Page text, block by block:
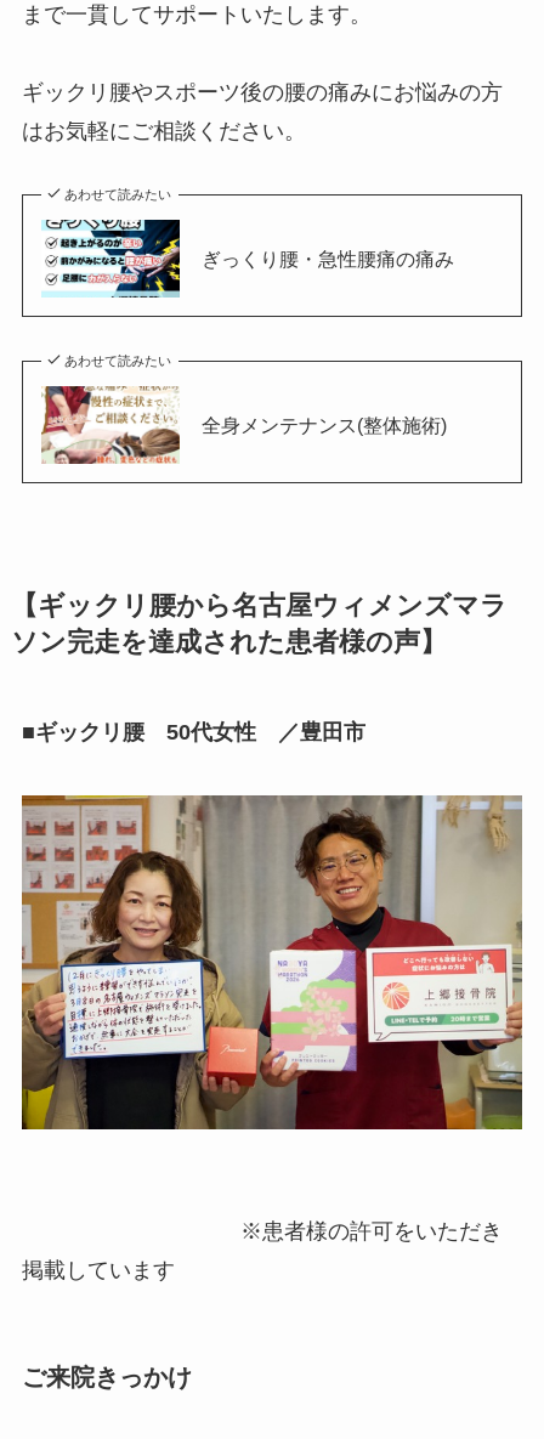
まで一貫してサポートいたします。
ギックリ腰やスポーツ後の腰の痛みにお悩みの方
はお気軽にご相談ください。
あわせて読みたい
ぎっくり腰・急性腰痛の痛み
あわせて読みたい
全身メンテナンス(整体施術)
【ギックリ腰から名古屋ウィメンズマラ
ソン完走を達成された患者様の声】
■ギックリ腰 50代女性 ／豊田市
※患者様の許可をいただき
掲載しています
ご来院きっかけ